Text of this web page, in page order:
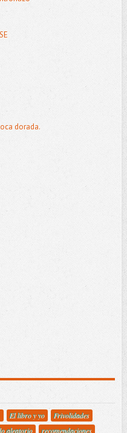
dorada.
El libro y yo
Frivolidades
aleatorio recomendaciones